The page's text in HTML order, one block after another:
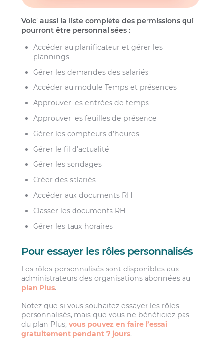
Voici aussi la liste complète des permissions qui
pourront être personnalisées :
Accéder au planificateur et gérer les
plannings
Gérer les demandes des salariés
Accéder au module Temps et présences
Approuver les entrées de temps
Approuver les feuilles de présence
Gérer les compteurs d’heures
Gérer le fil d’actualité
Gérer les sondages
Créer des salariés
Accéder aux documents RH
Classer les documents RH
Gérer les taux horaires
Pour essayer les rôles personnalisés
Les rôles personnalisés sont disponibles aux
administrateurs des organisations abonnées au
plan Plus.
Notez que si vous souhaitez essayer les rôles
personnalisés, mais que vous ne bénéficiez pas
du plan Plus,vous pouvez en faire l’essai
gratuitement pendant 7 jours.